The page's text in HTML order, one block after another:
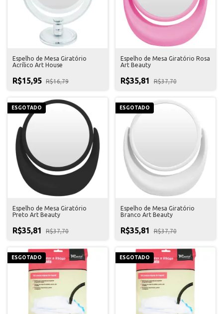
Espelho de Mesa Giratório
Acrílico Art House
R$15,95 R$16,79
Espelho de Mesa Giratório Rosa
Art Beauty
R$35,81 R$37,70
ESGOTADO
Espelho de Mesa Giratório
Preto Art Beauty
R$35,81 R$37,70
ESGOTADO
Espelho de Mesa Giratório
Branco Art Beauty
R$35,81 R$37,70
ESGOTADO ESGOTADO